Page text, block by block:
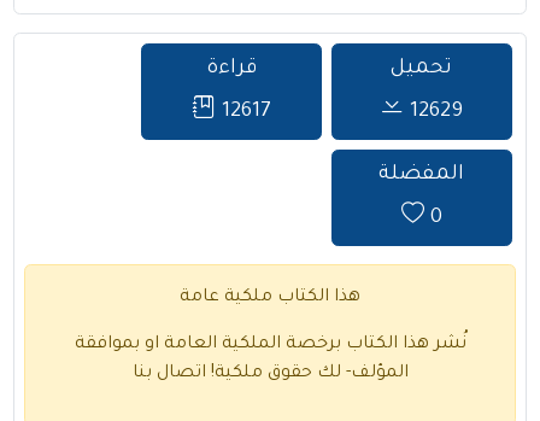
تحميل
12629
قراءة
12617
المفضلة
0
هذا الكتاب ملكية عامة
نُشر هذا الكتاب برخصة الملكية العامة او بموافقة
المؤلف- لك حقوق ملكية! اتصال بنا